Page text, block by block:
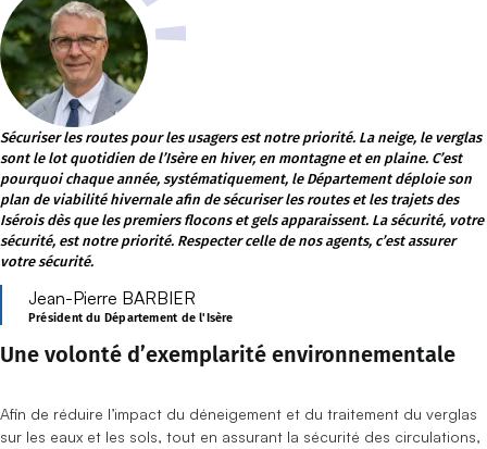
Sécuriser les routes pour les usagers est notre priorité. La neige, le verglas
sont le lot quotidien de l’Isère en hiver, en montagne et en plaine. C’est
pourquoi chaque année, systématiquement, le Département déploie son
plan de viabilité hivernale afin de sécuriser les routes et les trajets des
Isérois dès que les premiers flocons et gels apparaissent. La sécurité, votre
sécurité, est notre priorité. Respecter celle de nos agents, c’est assurer
votre sécurité.
Jean-Pierre BARBIER
Président du Département de l'Isère
Une volonté d’exemplarité environnementale
Afin de réduire l’impact du déneigement et du traitement du verglas
sur les eaux et les sols, tout en assurant la sécurité des circulations,